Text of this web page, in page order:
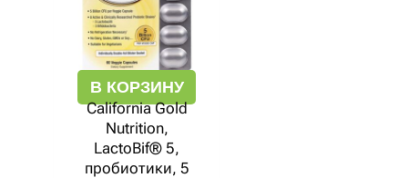
В КОРЗИНУ
California Gold
Nutrition,
LactoBif® 5,
пробиотики, 5